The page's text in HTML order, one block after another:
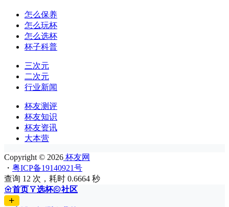
怎么保养
怎么玩杯
怎么选杯
杯子科普
三次元
二次元
行业新闻
杯友测评
杯友知识
杯友资讯
大本营
Copyright © 2026 杯友网
・ 粤ICP备19140921号
查询 12 次，耗时 0.6664 秒
首页
选杯 社区